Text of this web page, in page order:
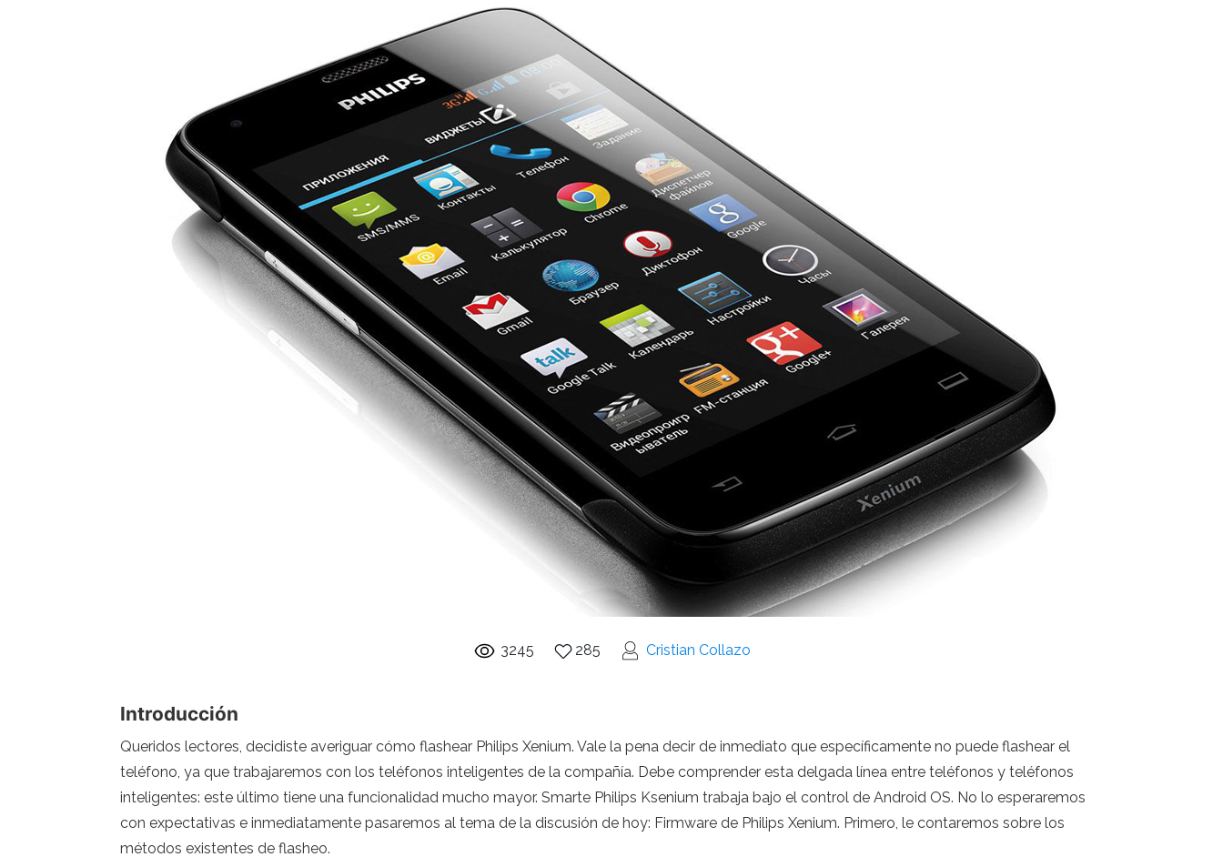
3245 285 Cristian Collazo
Introducción
Queridos lectores, decidiste averiguar cómo flashear Philips Xenium. Vale la pena decir de inmediato que específicamente no puede flashear el
teléfono, ya que trabajaremos con los teléfonos inteligentes de la compañía. Debe comprender esta delgada línea entre teléfonos y teléfonos
inteligentes: este último tiene una funcionalidad mucho mayor. Smarte Philips Ksenium trabaja bajo el control de Android OS. No lo esperaremos
con expectativas e inmediatamente pasaremos al tema de la discusión de hoy: Firmware de Philips Xenium. Primero, le contaremos sobre los
métodos existentes de flasheo.